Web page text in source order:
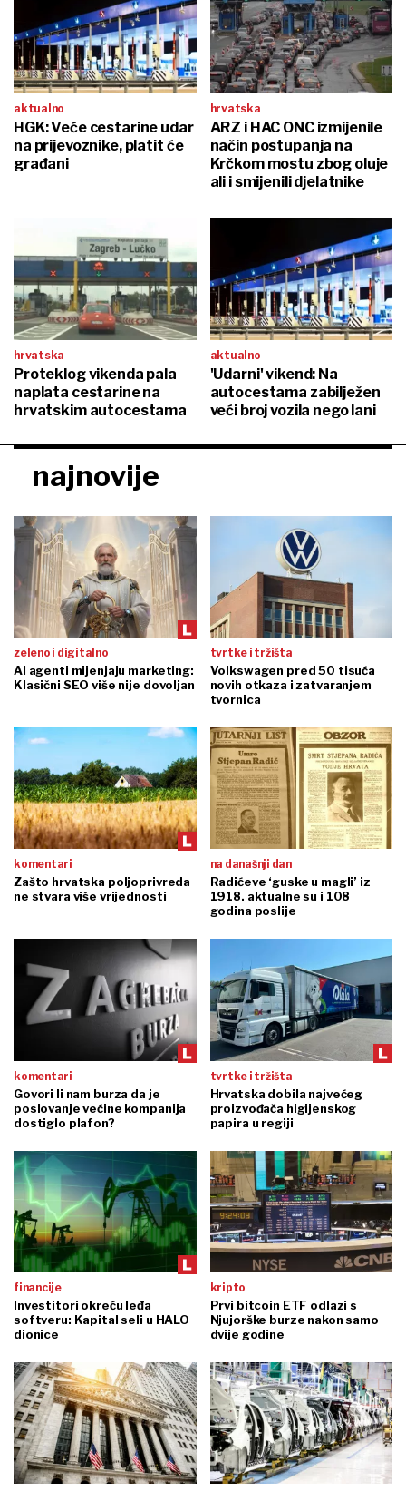
aktualno
HGK: Veće cestarine udar
na prijevoznike, platit će
građani
hrvatska
ARZ i HAC ONC izmijenile
način postupanja na
Krčkom mostu zbog oluje
ali i smijenili djelatnike
hrvatska
Proteklog vikenda pala
naplata cestarine na
hrvatskim autocestama
aktualno
'Udarni' vikend: Na
autocestama zabilježen
veći broj vozila nego lani
najnovije
zeleno i digitalno
AI agenti mijenjaju marketing:
Klasični SEO više nije dovoljan
tvrtke i tržišta
Volkswagen pred 50 tisuća
novih otkaza i zatvaranjem
tvornica
komentari
Zašto hrvatska poljoprivreda
ne stvara više vrijednosti
na današnji dan
Radićeve ‘guske u magli’ iz
1918. aktualne su i 108
godina poslije
komentari
Govori li nam burza da je
poslovanje većine kompanija
dostiglo plafon?
tvrtke i tržišta
Hrvatska dobila najvećeg
proizvođača higijenskog
papira u regiji
financije
Investitori okreću leđa
softveru: Kapital seli u HALO
dionice
kripto
Prvi bitcoin ETF odlazi s
Njujorške burze nakon samo
dvije godine